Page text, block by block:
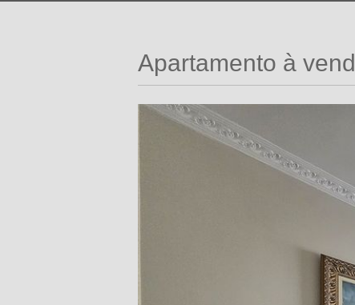
Apartamento à